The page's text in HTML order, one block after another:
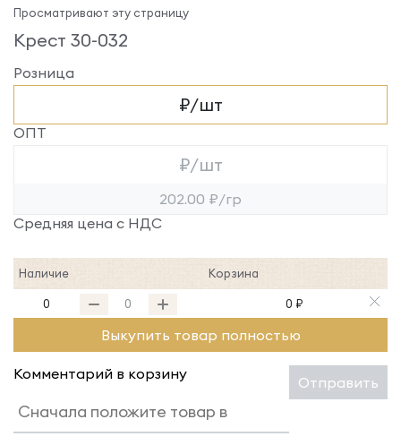
Просматривают эту страницу
Крест 30-032
Розница
₽/шт
ОПТ
₽/шт
202.00 ₽/гр
Средняя цена с НДС
Наличие Корзина
0 0 ₽
Выкупить товар полностью
Комментарий в корзину Отправить